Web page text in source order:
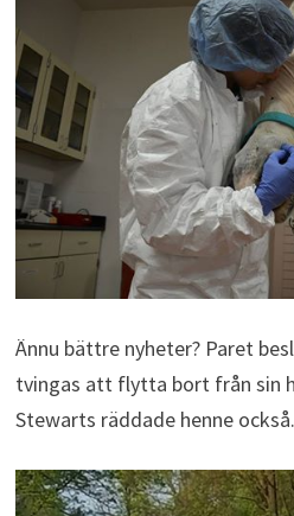
Ännu bättre nyheter? Paret
tvingas att flytta bort från sin
Stewarts räddade henne också.